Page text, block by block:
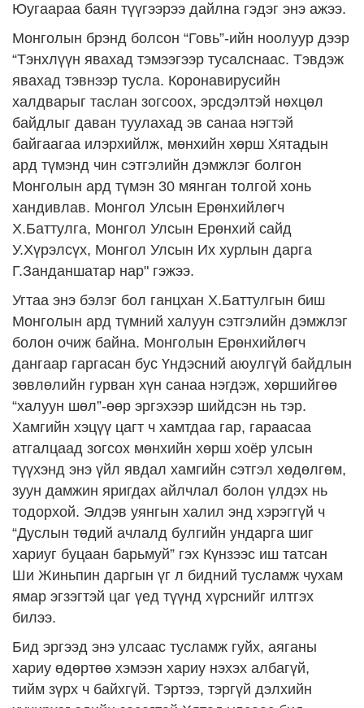
Юугаараа баян түүгээрээ дайлна гэдэг энэ ажээ.
Монголын брэнд болсон “Говь”-ийн ноолуур дээр
“Тэнхлүүн явахад тэмээгээр тусалснаас. Тэвдэж
явахад тэвнээр тусла. Коронавирусийн
халдварыг таслан зогсоох, эрсдэлтэй нөхцөл
байдлыг даван туулахад эв санаа нэгтэй
байгаагаа илэрхийлж, мөнхийн хөрш Хятадын
ард түмэнд чин сэтгэлийн дэмжлэг болгон
Монголын ард түмэн 30 мянган толгой хонь
хандивлав. Монгол Улсын Ерөнхийлөгч
Х.Баттулга, Монгол Улсын Ерөнхий сайд
У.Хүрэлсүх, Монгол Улсын Их хурлын дарга
Г.Занданшатар нар" гэжээ.
Угтаа энэ бэлэг бол ганцхан Х.Баттулгын биш
Монголын ард түмний халуун сэтгэлийн дэмжлэг
болон очиж байна. Монголын Ерөнхийлөгч
дангаар гаргасан бус Үндэсний аюулгүй байдлын
зөвлөлийн гурван хүн санаа нэгдэж, хөршийгөө
“халуун шөл”-өөр эргэхээр шийдсэн нь тэр.
Хамгийн хэцүү цагт ч хамтдаа гар, гараасаа
атгалцаад зогсох мөнхийн хөрш хоёр улсын
түүхэнд энэ үйл явдал хамгийн сэтгэл хөдөлгөм,
зуун дамжин яригдах айлчлал болон үлдэх нь
тодорхой. Элдэв уянгын халил энд хэрэггүй ч
“Дуслын төдий ачлалд булгийн ундарга шиг
хариуг буцаан барьмуй” гэх Күнзээс иш татсан
Ши Жиньпин даргын үг л бидний тусламж чухам
ямар эгзэгтэй цаг үед түүнд хүрснийг илтгэх
билээ.
Бид эргээд энэ улсаас тусламж гуйх, аяганы
хариу өдөртөө хэмээн хариу нэхэх албагүй,
тийм зүрх ч байхгүй. Тэртээ, тэргүй дэлхийн